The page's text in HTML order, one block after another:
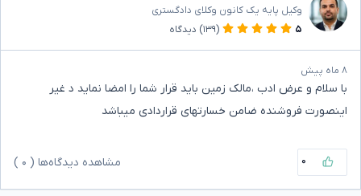
وکیل پایه یک کانون وکلای دادگستری
۵
(۱۳۹) دیدگاه
۸ ماه پیش
با سلام و عرض ادب ،مالک زمین باید قرار شما را امضا نماید د غیر
اینصورت فروشنده ضامن خسارتهای قراردادی میباشد
۰ مشاهده دیدگاه‌ها ( ۰